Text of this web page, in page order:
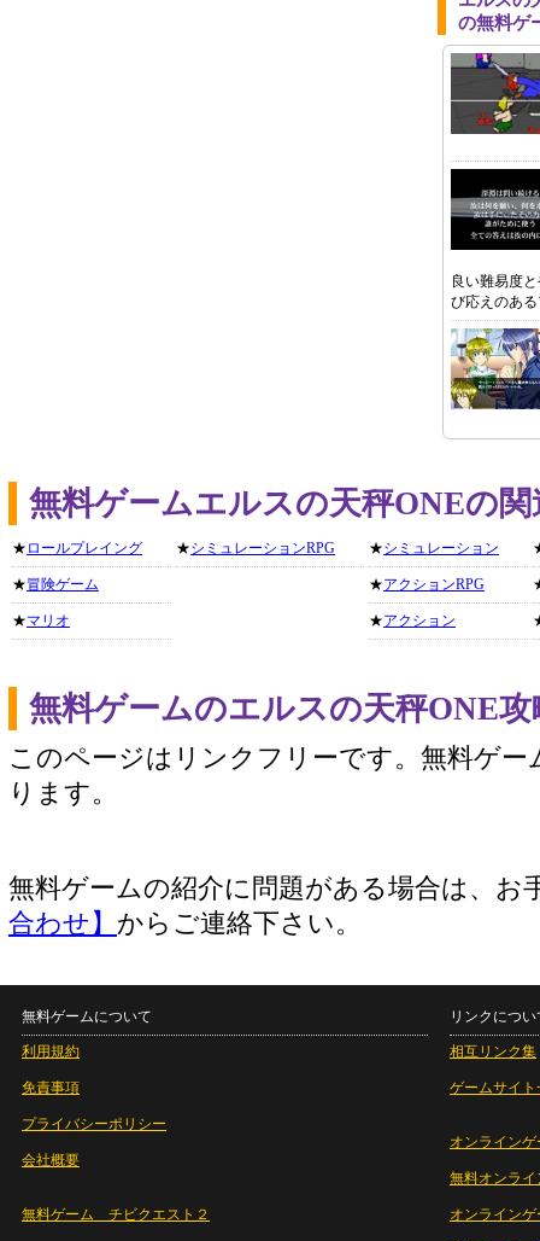
の無料ゲ
良い難易度
び応えのあ
無料ゲームエルスの天秤ONEの
★ ロールプレイング
★冒険ゲーム
★マリオ
★シミュレーションRPG ★シミュレーション
★アクションRPG
★アクション
無料ゲームのエルスの天秤ONE
このページはリンクフリーです。無料ゲー
ります。
無料ゲームの紹介に問題がある場合は、お
合わせ】 からご連絡下さい。
無料ゲームについて
利用規約
免責事項
プライバシーポリシー
会社概要
無料ゲーム チビクエスト２
リンクについ
相互リンク集
ゲームサイト
オンラインゲ
無料オンライ
オンライン